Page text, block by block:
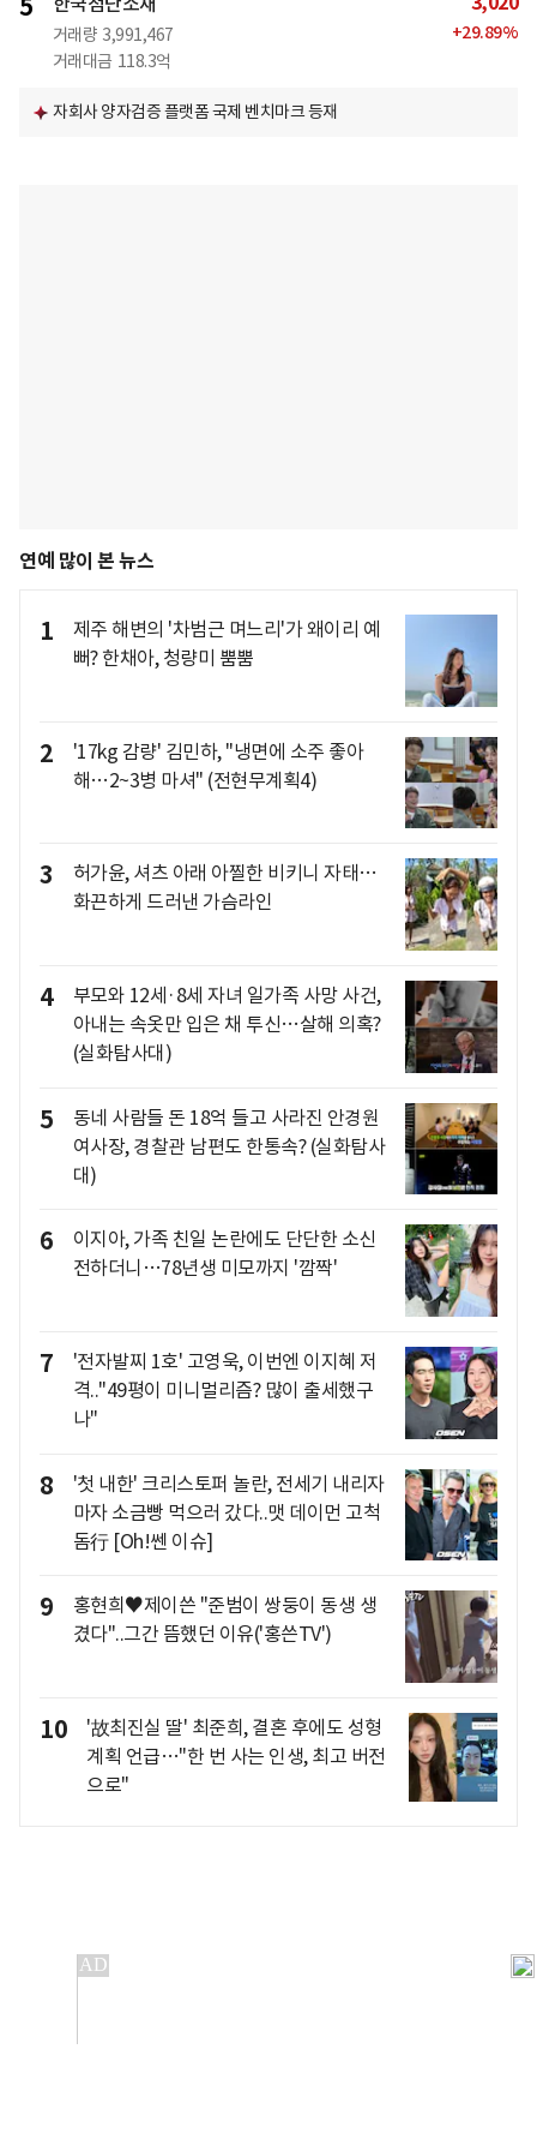
5
거래량 3,991,467
거래대금 118.3억
+29.89%
자회사 양자검증 플랫폼 국제 벤치마크 등재
연예 많이 본 뉴스
1
제주 해변의 '차범근 며느리'가 왜이리 예
뻐? 한채아, 청량미 뿜뿜
2
'17kg 감량' 김민하, "냉면에 소주 좋아
해…2~3병 마셔" (전현무계획4)
3
허가윤, 셔츠 아래 아찔한 비키니 자태…
화끈하게 드러낸 가슴라인
4
부모와 12세·8세 자녀 일가족 사망 사건,
아내는 속옷만 입은 채 투신…살해 의혹?
(실화탐사대)
5
동네 사람들 돈 18억 들고 사라진 안경원
여사장, 경찰관 남편도 한통속? (실화탐사
대)
6
이지아, 가족 친일 논란에도 단단한 소신
전하더니…78년생 미모까지 '깜짝'
7
'전자발찌 1호' 고영욱, 이번엔 이지혜 저
격.."49평이 미니멀리즘? 많이 출세했구
나"
8
'첫 내한' 크리스토퍼 놀란, 전세기 내리자
마자 소금빵 먹으러 갔다..맷 데이먼 고척
돔行 [Oh!쎈 이슈]
9
홍현희♥제이쓴 "준범이 쌍둥이 동생 생
겼다"..그간 뜸했던 이유('홍쓴TV')
10
'故최진실 딸' 최준희, 결혼 후에도 성형
계획 언급…"한 번 사는 인생, 최고 버전
으로"